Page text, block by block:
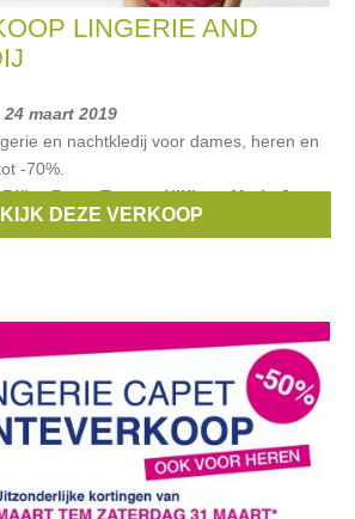
LINGERIE AND
maart 2019
en nachtkledij voor dames, heren en
-70%.
Björn Borg,Tommy Hilfiger,Marie Jo,
DEZE VERKOOP